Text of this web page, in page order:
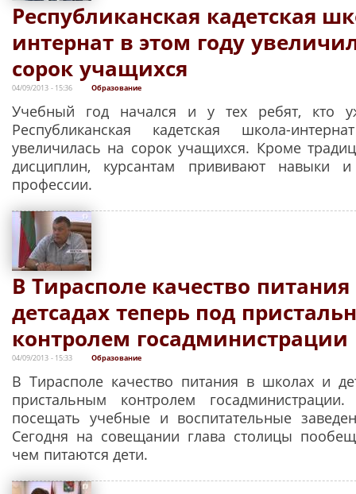
Республиканская кадетская
интернат в этом году
сорок учащихся
04/09/2013 - 15:36 Образование
Учебный год начался и у тех ребят, кто
Республиканская кадетская школа-
увеличилась на сорок учащихся. Кроме
дисциплин, курсантам прививают навыки
профессии.
В Тирасполе качество
детсадах теперь под
контролем госадминистрации
04/09/2013 - 15:33 Образование
В Тирасполе качество питания в школах и
пристальным контролем
посещать учебные и воспитательные
Сегодня на совещании глава столицы
чем питаются дети.